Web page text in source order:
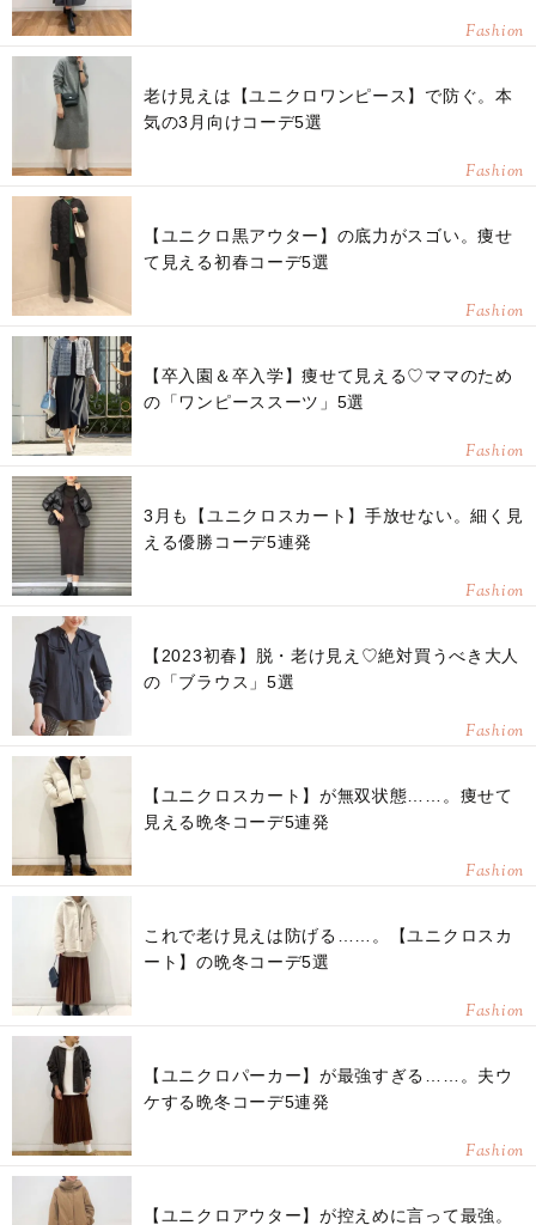
Fashion
老け見えは【ユニクロワンピース】で防ぐ。本
気の3月向けコーデ5選
Fashion
【ユニクロ黒アウター】の底力がスゴい。痩せ
て見える初春コーデ5選
Fashion
【卒入園＆卒入学】痩せて見える♡ママのため
の「ワンピーススーツ」5選
Fashion
3月も【ユニクロスカート】手放せない。細く見
える優勝コーデ5連発
Fashion
【2023初春】脱・老け見え♡絶対買うべき大人
の「ブラウス」5選
Fashion
【ユニクロスカート】が無双状態……。痩せて
見える晩冬コーデ5連発
Fashion
これで老け見えは防げる……。【ユニクロスカ
ート】の晩冬コーデ5選
Fashion
【ユニクロパーカー】が最強すぎる……。夫ウ
ケする晩冬コーデ5連発
Fashion
【ユニクロアウター】が控えめに言って最強。